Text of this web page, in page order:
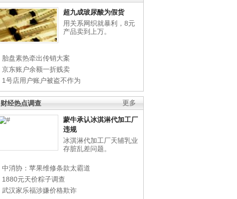
超九成玻尿酸为假货
用关系网织就暴利，8元
产品卖到上万。
胎盘素热牵出传销大案
京东账户余额一折贱卖
1号店用户账户被盗不作为
更多
财经热点调查
蒙牛承认冰淇淋代加工厂
违规
冰淇淋代加工厂天辅乳业
存脏乱差问题。
中消协：苹果维修条款太霸道
1880元天价粽子调查
武汉家乐福涉嫌价格欺诈